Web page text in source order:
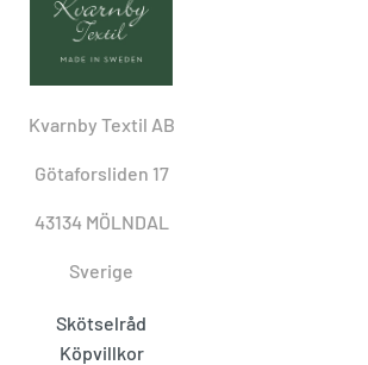
Kvarnby Textil AB
Götaforsliden 17
43134 MÖLNDAL
Sverige
Skötselråd
Köpvillkor